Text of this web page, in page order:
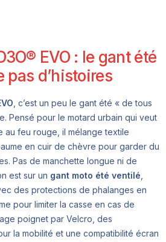
EVO : le gant été
pas d’histoires
, c’est un peu le gant été « de tous
Pensé pour le motard urbain qui veut
au feu rouge, il mélange textile
en cuir de chèvre pour garder du
Pas de manchette longue ni de
est sur un gant moto été ventilé
des protections de phalanges en
pour limiter la casse en cas de
poignet par Velcro, des
la mobilité et une compatibilité écran